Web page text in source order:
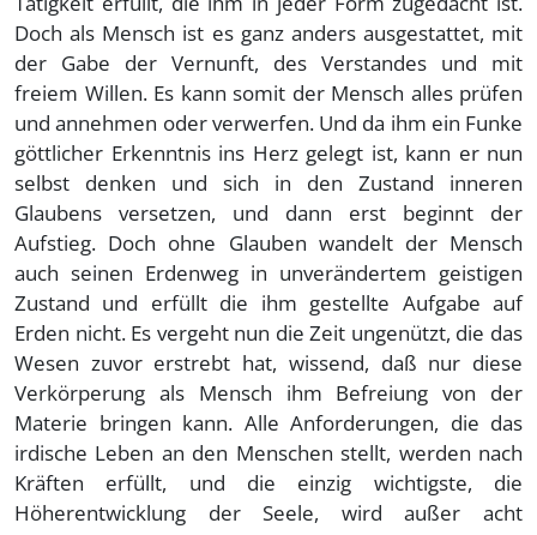
Doch als Mensch ist es ganz anders ausgestattet, mit
der Gabe der Vernunft, des Verstandes und mit
freiem Willen. Es kann somit der Mensch alles prüfen
und annehmen oder verwerfen. Und da ihm ein Funke
göttlicher Erkenntnis ins Herz gelegt ist, kann er nun
selbst denken und sich in den Zustand inneren
Glaubens versetzen, und dann erst beginnt der
Aufstieg. Doch ohne Glauben wandelt der Mensch
auch seinen Erdenweg in unverändertem geistigen
Zustand und erfüllt die ihm gestellte Aufgabe auf
Erden nicht. Es vergeht nun die Zeit ungenützt, die das
Wesen zuvor erstrebt hat, wissend, daß nur diese
Verkörperung als Mensch ihm Befreiung von der
Materie bringen kann. Alle Anforderungen, die das
irdische Leben an den Menschen stellt, werden nach
Kräften erfüllt, und die einzig wichtigste, die
Höherentwicklung der Seele, wird außer acht